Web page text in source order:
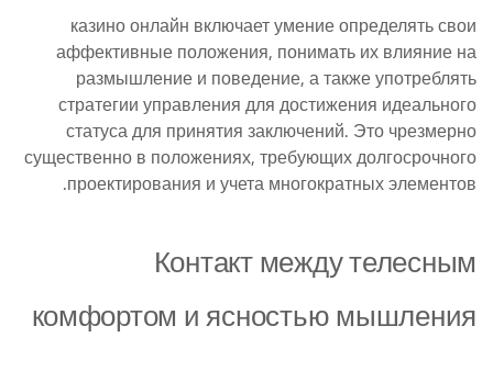
казино онлайн включает умение определять свои
аффективные положения, понимать их влияние на
размышление и поведение, а также употреблять
стратегии управления для достижения идеального
статуса для принятия заключений. Это чрезмерно
существенно в положениях, требующих долгосрочного
проектирования и учета многократных элементов.
Контакт между телесным
комфортом и ясностью мышления